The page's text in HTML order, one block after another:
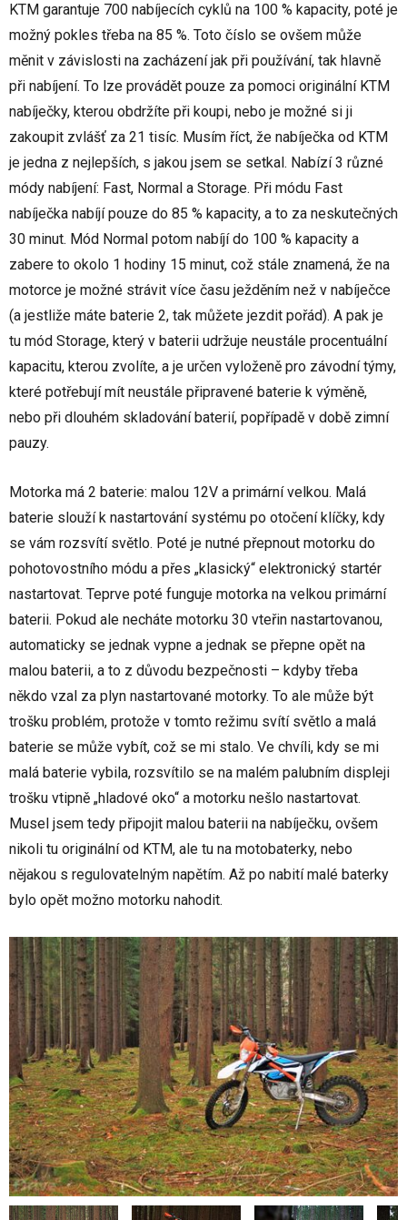
KTM garantuje 700 nabíjecích cyklů na 100 % kapacity, poté je
možný pokles třeba na 85 %. Toto číslo se ovšem může
měnit v závislosti na zacházení jak při používání, tak hlavně
při nabíjení. To lze provádět pouze za pomoci originální KTM
nabíječky, kterou obdržíte při koupi, nebo je možné si ji
zakoupit zvlášť za 21 tisíc. Musím říct, že nabíječka od KTM
je jedna z nejlepších, s jakou jsem se setkal. Nabízí 3 různé
módy nabíjení: Fast, Normal a Storage. Při módu Fast
nabíječka nabíjí pouze do 85 % kapacity, a to za neskutečných
30 minut. Mód Normal potom nabíjí do 100 % kapacity a
zabere to okolo 1 hodiny 15 minut, což stále znamená, že na
motorce je možné strávit více času ježděním než v nabíječce
(a jestliže máte baterie 2, tak můžete jezdit pořád). A pak je
tu mód Storage, který v baterii udržuje neustále procentuální
kapacitu, kterou zvolíte, a je určen vyloženě pro závodní týmy,
které potřebují mít neustále připravené baterie k výměně,
nebo při dlouhém skladování baterií, popřípadě v době zimní
pauzy.
Motorka má 2 baterie: malou 12V a primární velkou. Malá
baterie slouží k nastartování systému po otočení klíčky, kdy
se vám rozsvítí světlo. Poté je nutné přepnout motorku do
pohotovostního módu a přes „klasický“ elektronický startér
nastartovat. Teprve poté funguje motorka na velkou primární
baterii. Pokud ale necháte motorku 30 vteřin nastartovanou,
automaticky se jednak vypne a jednak se přepne opět na
malou baterii, a to z důvodu bezpečnosti – kdyby třeba
někdo vzal za plyn nastartované motorky. To ale může být
trošku problém, protože v tomto režimu svítí světlo a malá
baterie se může vybít, což se mi stalo. Ve chvíli, kdy se mi
malá baterie vybila, rozsvítilo se na malém palubním displeji
trošku vtipně „hladové oko“ a motorku nešlo nastartovat.
Musel jsem tedy připojit malou baterii na nabíječku, ovšem
nikoli tu originální od KTM, ale tu na motobaterky, nebo
nějakou s regulovatelným napětím. Až po nabití malé baterky
bylo opět možno motorku nahodit.